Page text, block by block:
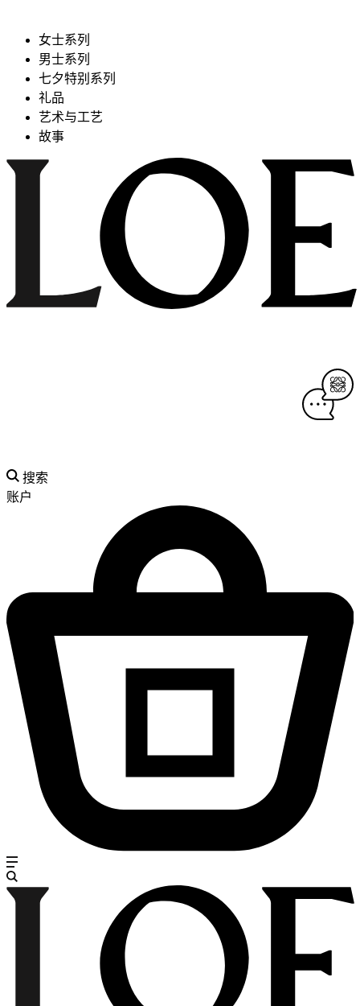
女士系列
男士系列
七夕特别系列
礼品
艺术与工艺
故事
搜索
账户